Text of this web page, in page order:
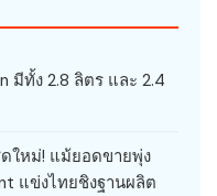
มีทั้ง 2.8 ลิตร และ 2.4
ใหม่! แม้ยอดขายพุ่ง
แข่งไทยชิงฐานผลิต